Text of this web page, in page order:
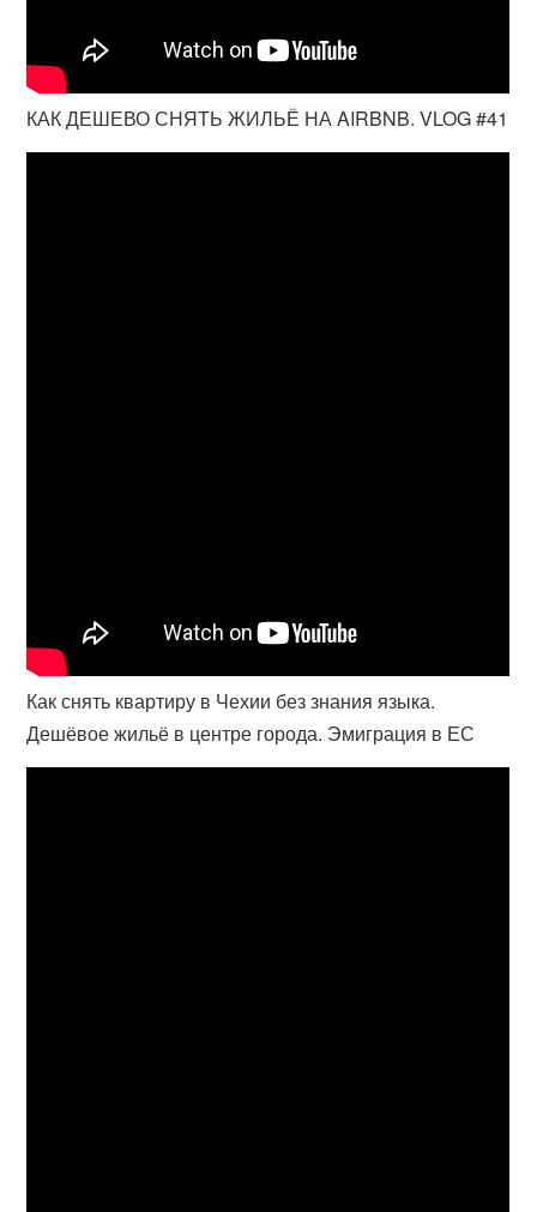
КАК ДЕШЕВО СНЯТЬ ЖИЛЬЁ НА AIRBNB. VLOG #41
Как снять квартиру в Чехии без знания языка.
Дешёвое жильё в центре города. Эмиграция в ЕС